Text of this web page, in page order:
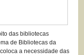
das bibliotecas
de Bibliotecas da
a necessidade das